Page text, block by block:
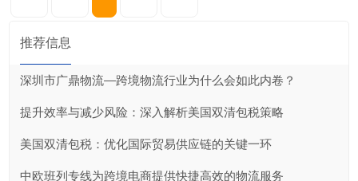
推荐信息
深圳市广鼎物流—跨境物流行业为什么会如此内卷？
提升效率与减少风险：深入解析美国双清包税策略
美国双清包税：优化国际贸易供应链的关键一环
中欧班列专线为跨境电商提供快捷高效的物流服务